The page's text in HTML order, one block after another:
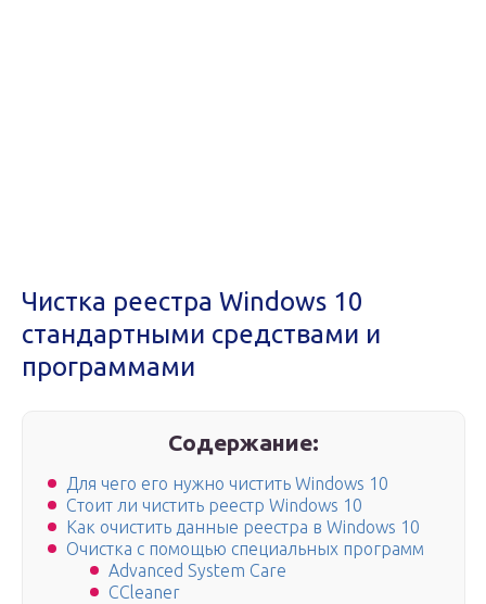
Чистка реестра Windows 10
стандартными средствами и
программами
Содержание:
Для чего его нужно чистить Windows 10
Стоит ли чистить реестр Windows 10
Как очистить данные реестра в Windows 10
Очистка с помощью специальных программ
Advanced System Care
ССleaner